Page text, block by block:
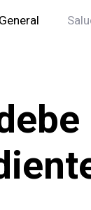
General